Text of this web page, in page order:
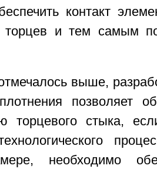
контакт
и тем самым
выше,
позволяет
торцевого стыка,
необходимо